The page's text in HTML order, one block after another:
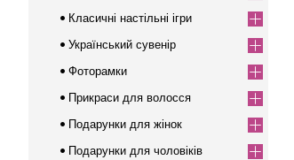
Класичні настільні ігри
Український сувенір
Фоторамки
Прикраси для волосся
Подарунки для жінок
Подарунки для чоловіків